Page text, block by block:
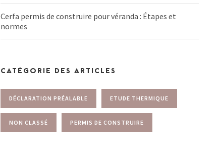
Cerfa permis de construire pour véranda : Étapes et
normes
CATÉGORIE DES ARTICLES
DÉCLARATION PRÉALABLE ETUDE THERMIQUE
NON CLASSÉ PERMIS DE CONSTRUIRE